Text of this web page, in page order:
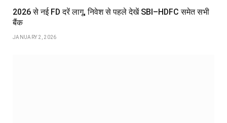
2026 से नई FD दरें लागू, निवेश से पहले देखें SBI–HDFC समेत सभी
बैंक
JANUARY 2, 2026